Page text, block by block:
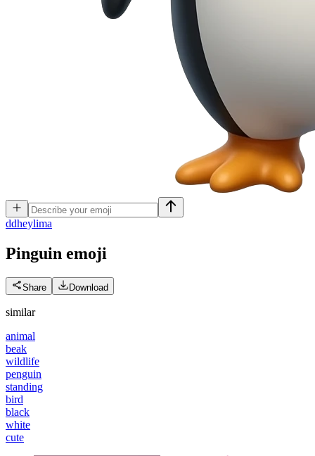
ddheylima
Pinguin emoji
Share Download
similar
animal
beak
wildlife
penguin
standing
bird
black
white
cute